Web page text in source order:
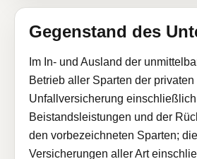
Gegenstand des
Im In- und Ausland der
Betrieb aller Sparten der
Unfallversicherung einschließlich
Beistandsleistungen und der
den vorbezeichneten Sparten;
Versicherungen aller Art